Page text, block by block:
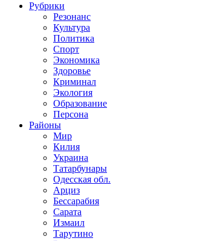
Рубрики
Резонанс
Культура
Политика
Спорт
Экономика
Здоровье
Криминал
Экология
Образование
Персона
Районы
Мир
Килия
Украина
Татарбунары
Одесская обл.
Арциз
Бессарабия
Сарата
Измаил
Тарутино